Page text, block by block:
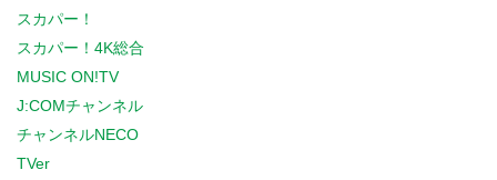
スカパー！
スカパー！4K総合
MUSIC ON!TV
J:COMチャンネル
チャンネルNECO
TVer